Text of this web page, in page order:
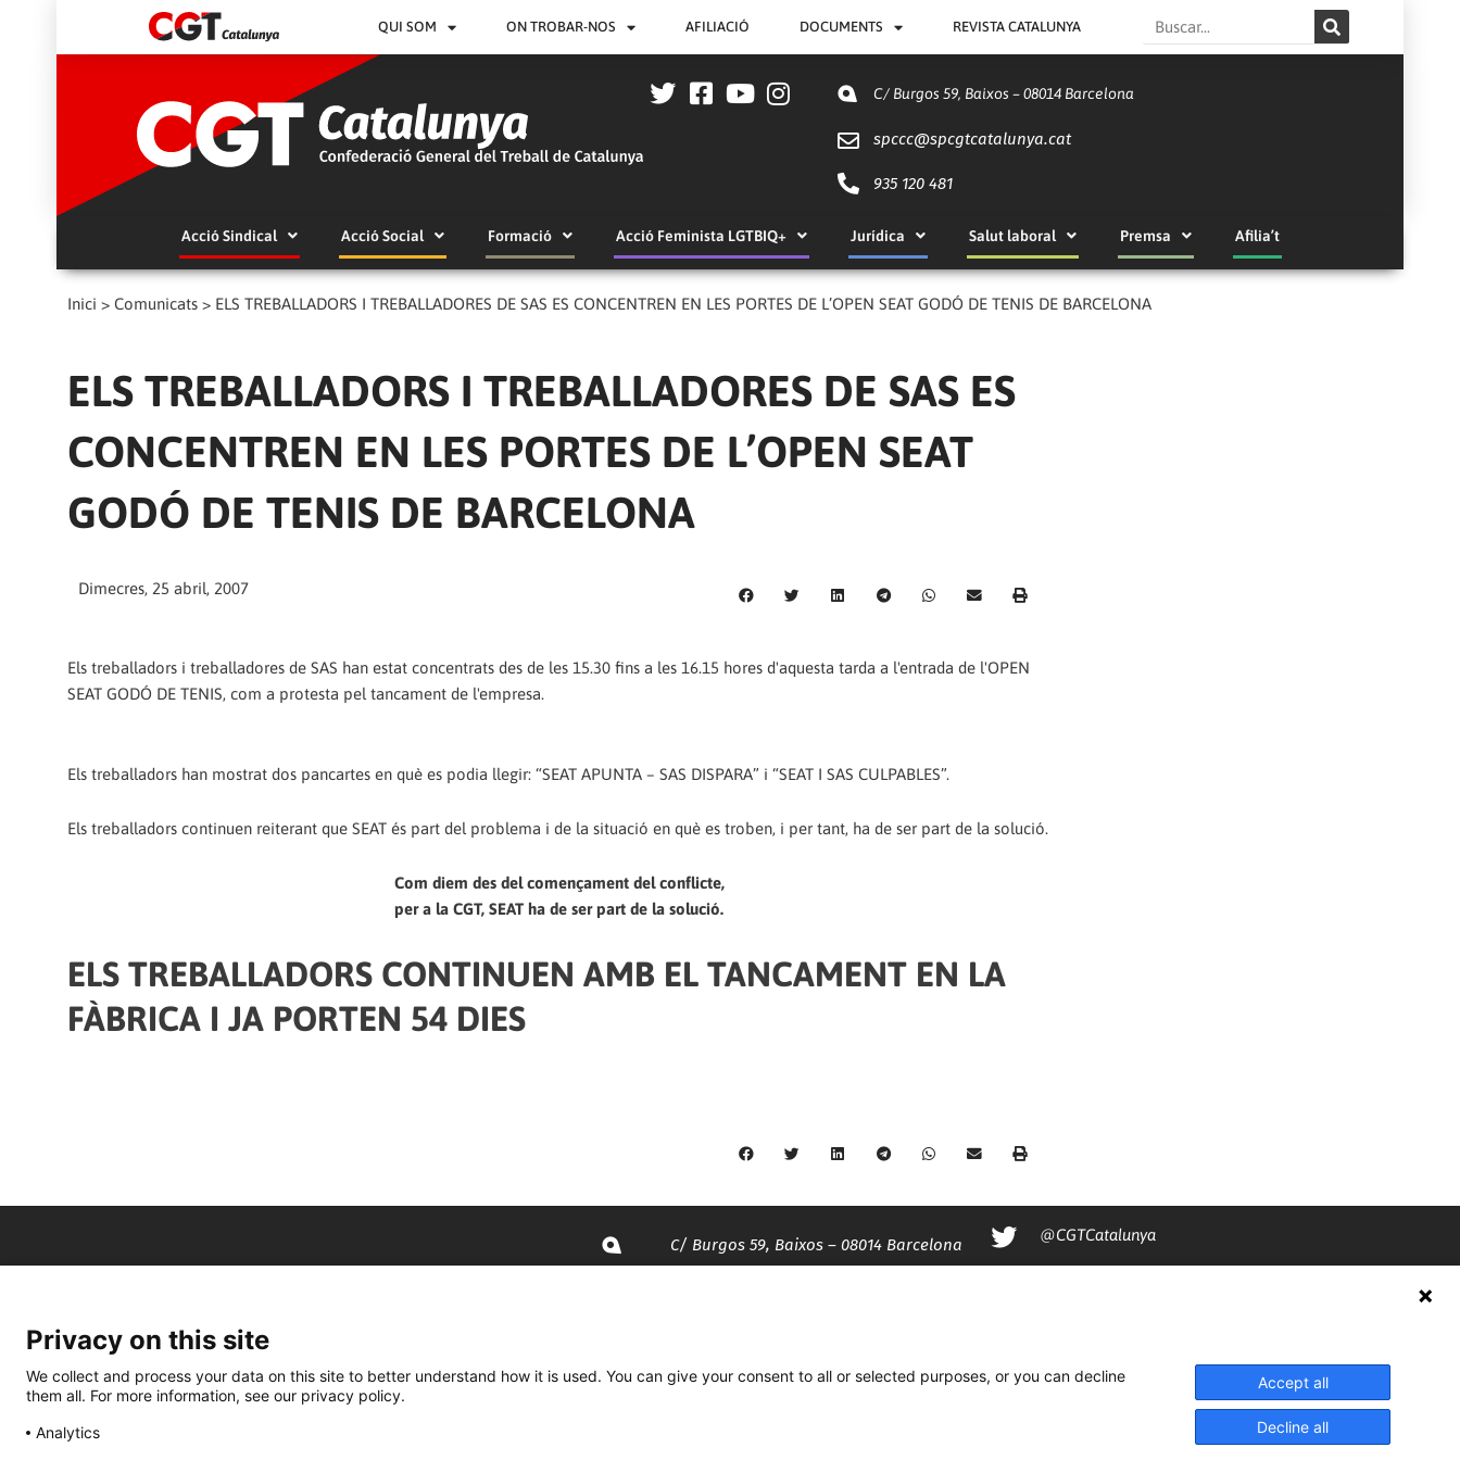
QUI SOM ON TROBAR-NOS AFILIACIÓ DOCUMENTS REVISTA CATALUNYA Search
C/ Burgos 59, Baixos – 08014 Barcelona
spccc@spcgtcatalunya.cat
935 120 481
Acció Sindical Acció Social Formació Acció Feminista LGTBIQ+ Jurídica Salut laboral Premsa Afilia’t
Inici > Comunicats > ELS TREBALLADORS I TREBALLADORES DE SAS ES CONCENTREN EN LES PORTES DE L’OPEN SEAT GODÓ DE TENIS DE BARCELONA
ELS TREBALLADORS I TREBALLADORES DE SAS ES
CONCENTREN EN LES PORTES DE L’OPEN SEAT
GODÓ DE TENIS DE BARCELONA
Dimecres, 25 abril, 2007
Els treballadors i treballadores de SAS han estat concentrats des de les 15.30 fins a les 16.15 hores d'aquesta tarda a l'entrada de l'OPEN
SEAT GODÓ DE TENIS, com a protesta pel tancament de l'empresa.
Els treballadors han mostrat dos pancartes en què es podia llegir: “SEAT APUNTA – SAS DISPARA” i “SEAT I SAS CULPABLES”.
Els treballadors continuen reiterant que SEAT és part del problema i de la situació en què es troben, i per tant, ha de ser part de la solució.
Com diem des del començament del conflicte,
per a la CGT, SEAT ha de ser part de la solució.
ELS TREBALLADORS CONTINUEN AMB EL TANCAMENT EN LA
FÀBRICA I JA PORTEN 54 DIES
C/ Burgos 59, Baixos – 08014 Barcelona
935 120 481
@CGTCatalunya
Privacy on this site
We collect and process your data on this site to better understand how it is used. You can give your consent to all or selected purposes, or you can decline
them all. For more information, see our privacy policy.
Analytics
Accept all
Decline all